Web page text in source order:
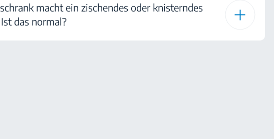
macht ein zischendes oder knisterndes
das normal?